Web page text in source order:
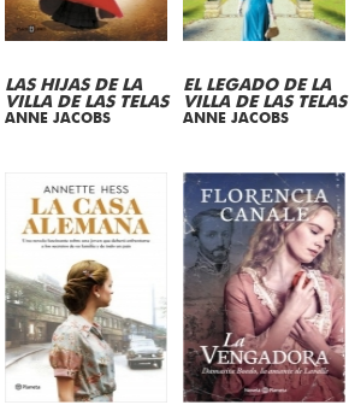
LAS HIJAS DE LA
VILLA DE LAS TELAS
ANNE JACOBS
EL LEGADO DE LA
VILLA DE LAS TELAS
ANNE JACOBS